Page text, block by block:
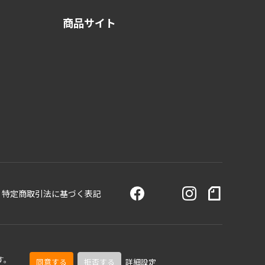
同意する 拒否する 詳細設定
商品サイト
特定商取引法に基づく表記